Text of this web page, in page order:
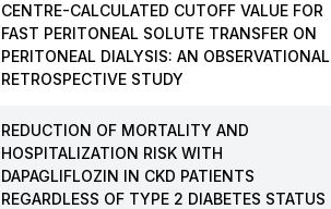
CENTRE-CALCULATED CUTOFF VALUE FOR
FAST PERITONEAL SOLUTE TRANSFER ON
PERITONEAL DIALYSIS: AN OBSERVATIONAL
RETROSPECTIVE STUDY
REDUCTION OF MORTALITY AND
HOSPITALIZATION RISK WITH
DAPAGLIFLOZIN IN CKD PATIENTS
REGARDLESS OF TYPE 2 DIABETES STATUS